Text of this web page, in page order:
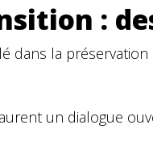
:
dans la
un dialogue